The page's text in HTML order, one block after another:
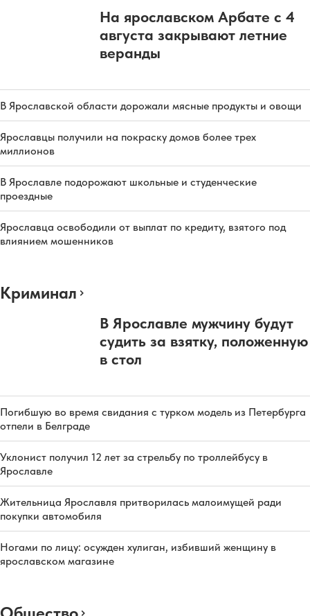
На ярославском Арбате с 4
августа закрывают летние
веранды
В Ярославской области дорожали мясные продукты и овощи
Ярославцы получили на покраску домов более трех
миллионов
В Ярославле подорожают школьные и студенческие
проездные
Ярославца освободили от выплат по кредиту, взятого под
влиянием мошенников
Криминал
В Ярославле мужчину будут
судить за взятку, положенную
в стол
Погибшую во время свидания с турком модель из Петербурга
отпели в Белграде
Уклонист получил 12 лет за стрельбу по троллейбусу в
Ярославле
Жительница Ярославля притворилась малоимущей ради
покупки автомобиля
Ногами по лицу: осужден хулиган, избивший женщину в
ярославском магазине